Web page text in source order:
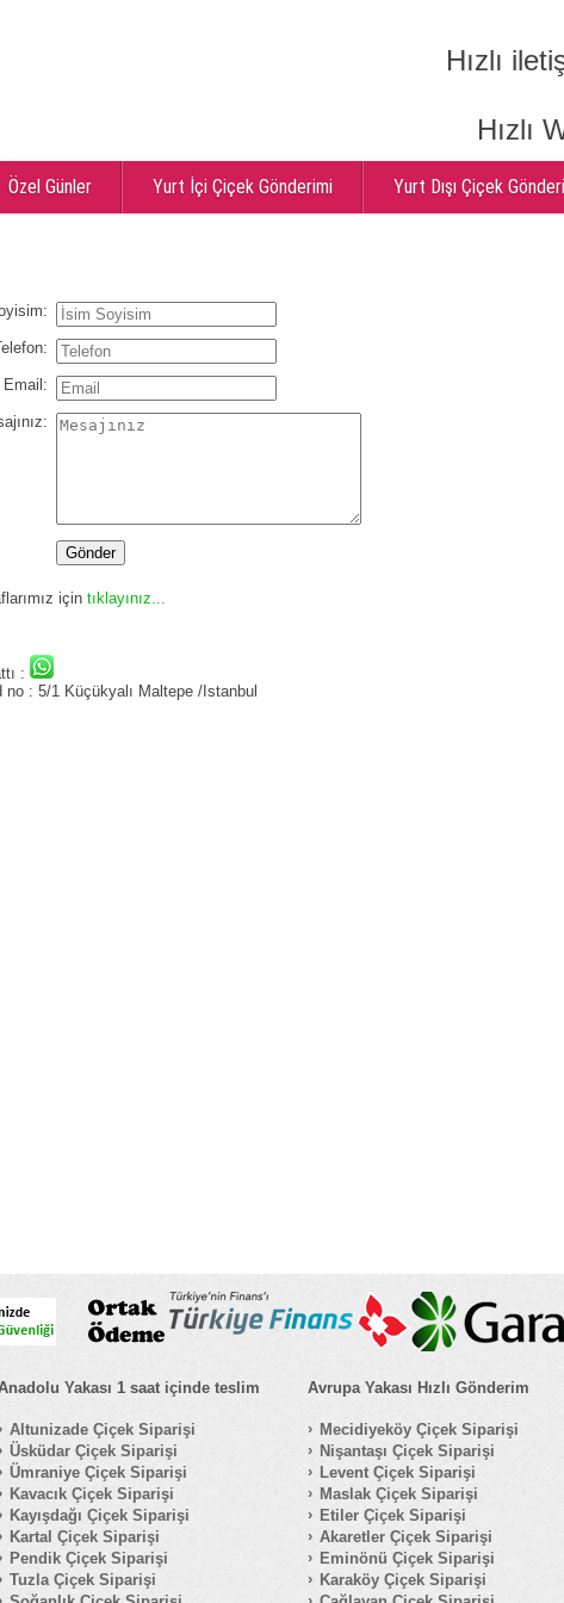
Hızlı
Hızlı
Özel Günler Yurt İçi Çiçek Gönderimi Yurt Dışı Çiçek
Email:
için tıklayınız...
:
: 5/1 Küçükyalı Maltepe /Istanbul
Yakası 1 saat içinde teslim
Altunizade Çiçek Siparişi
Üsküdar Çiçek Siparişi
Ümraniye Çiçek Siparişi
Kavacık Çiçek Siparişi
Kayışdağı Çiçek Siparişi
Kartal Çiçek Siparişi
Pendik Çiçek Siparişi
Tuzla Çiçek Siparişi
Avrupa Yakası Hızlı Gönderim
Mecidiyeköy Çiçek Siparişi
Nişantaşı Çiçek Siparişi
Levent Çiçek Siparişi
Maslak Çiçek Siparişi
Etiler Çiçek Siparişi
Akaretler Çiçek Siparişi
Eminönü Çiçek Siparişi
Karaköy Çiçek Siparişi